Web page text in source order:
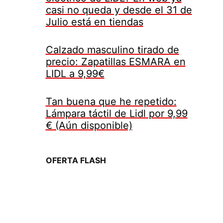
casi no queda y desde el 31 de
Julio está en tiendas
Calzado masculino tirado de
precio: Zapatillas ESMARA en
LIDL a 9,99€
Tan buena que he repetido:
Lámpara táctil de Lidl por 9,99
€ (Aún disponible)
OFERTA FLASH